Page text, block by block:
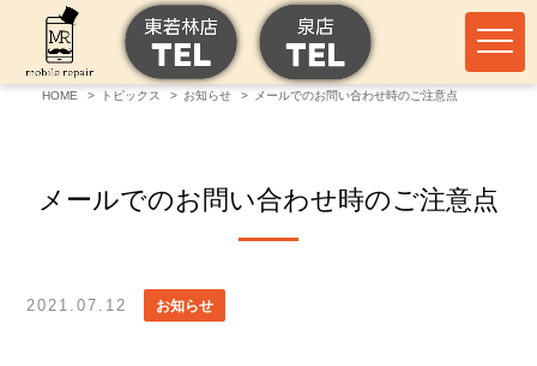
HOME トピックス お知らせ メールでのお問い合わせ時のご注意点
メールでのお問い合わせ時のご注意点
2021.07.12 お知らせ